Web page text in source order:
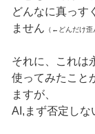
どんなに真っす
ません （←どんだけ歪
それに、これは
使ってみたこと
ますが、
AI,まず否定しな